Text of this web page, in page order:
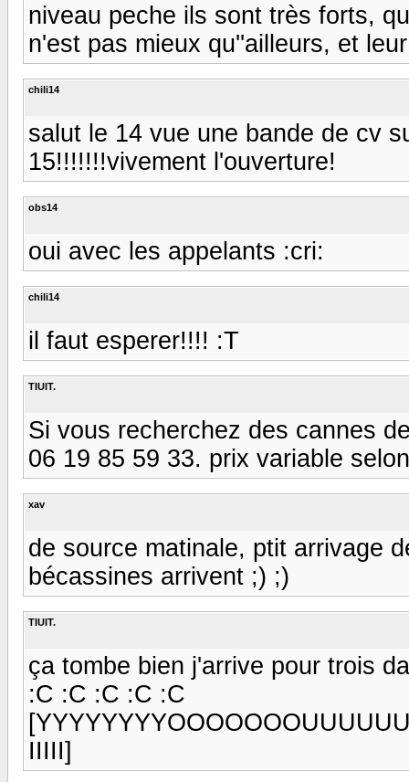
niveau peche ils sont très forts,
n'est pas mieux qu''ailleurs, et
chili14
salut le 14 vue une bande de cv
15!!!!!!!vivement l'ouverture!
obs14
oui avec les appelants :cri:
chili14
il faut esperer!!!! :T
TIUIT.
Si vous recherchez des cannes
06 19 85 59 33. prix variable
xav
de source matinale, ptit arrivage
bécassines arrivent ;) ;)
TIUIT.
ça tombe bien j'arrive pour trois
:C :C :C :C :C
IIIII]